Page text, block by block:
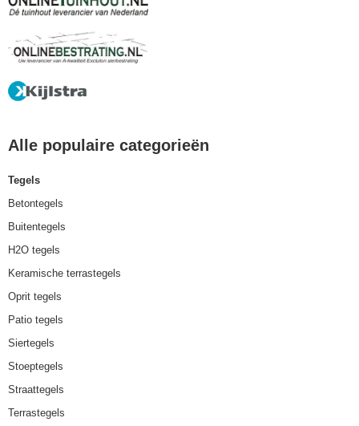
Alle populaire categorieën
Tegels
Betontegels
Buitentegels
H2O tegels
Keramische terrastegels
Oprit tegels
Patio tegels
Siertegels
Stoeptegels
Straattegels
Terrastegels